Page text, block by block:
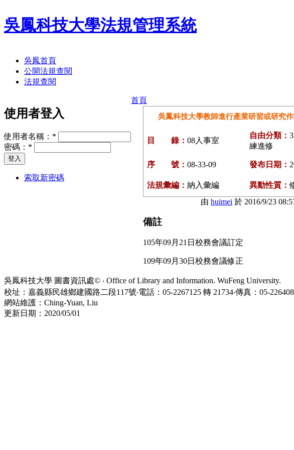
吳鳳科技大學法規管理系統
吳鳳首頁
公開法規查閱
法規查閱
使用者登入
使用者名稱： *
密碼： *
索取新密碼
首頁
吳鳳科技大學教師進行產業研習或研究
目 錄： 08人事室
自由分類：
練進修
序 號： 08-33-09 發布日期：
法規彙編： 納入彙編 異動性質：
由 huimei 於 2016/9/23
備註
105年09月21日校務會議訂定
109年09月30日校務會議修正
吳鳳科技大學 圖書資訊處© ‧ Office of Library and Information. WuFeng University.
校址：嘉義縣民雄鄉建國路二段117號‧電話：05-2267125 轉 21734‧傳真：05-
網站維護：Ching-Yuan, Liu
更新日期：2020/05/01